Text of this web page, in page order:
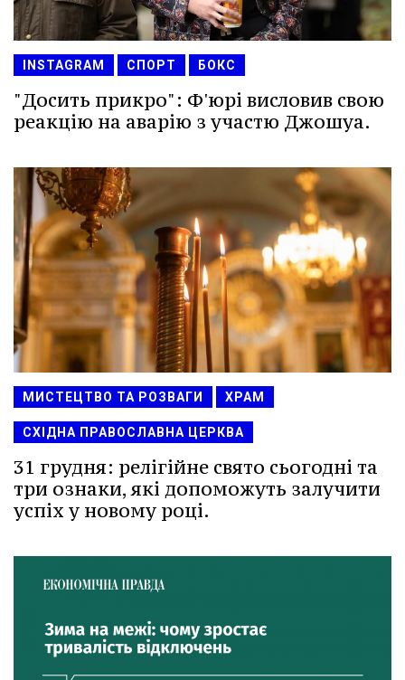
INSTAGRAM СПОРТ БОКС
"Досить прикро": Ф'юрі висловив свою
реакцію на аварію з участю Джошуа.
МИСТЕЦТВО ТА РОЗВАГИ ХРАМ
СХІДНА ПРАВОСЛАВНА ЦЕРКВА
31 грудня: релігійне свято сьогодні та
три ознаки, які допоможуть залучити
успіх у новому році.